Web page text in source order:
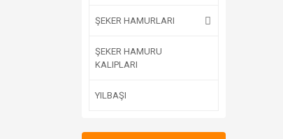
ŞEKER HAMURLARI
ŞEKER HAMURU
KALIPLARI
YILBAŞI